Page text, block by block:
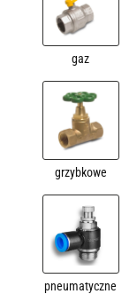
gaz
grzybkowe
pneumatyczne